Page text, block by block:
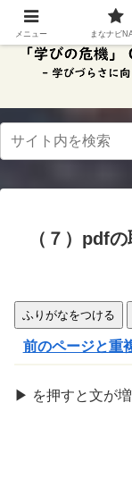
スク
リー
ンリ
ド。
この
ボタ
ンを
と、
ダー
の読
み上
にで
（７）pdf
ふりがなをつける
前のページと重
▶ を押すと文が増
メニュー まなナビ